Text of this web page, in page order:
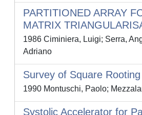
PARTITIONED ARRAY
MATRIX
1986 Ciminiera, Luigi; Serra,
Adriano
Survey of Square
1990 Montuschi, Paolo;
Systolic Accelerator for